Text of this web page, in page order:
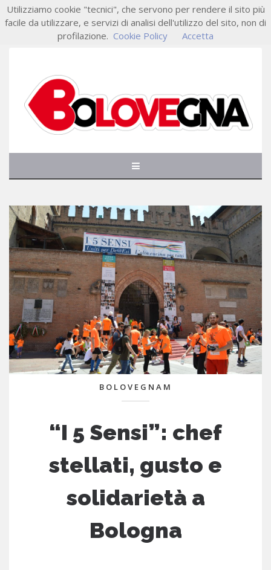
BOLOVEGNAM
“I 5 Sensi”: chef
stellati, gusto e
solidarietà a
Bologna
Utilizziamo cookie "tecnici", che servono per rendere il sito più
facile da utilizzare, e servizi di analisi dell'utilizzo del sito, non di
profilazione. Cookie Policy Accetta